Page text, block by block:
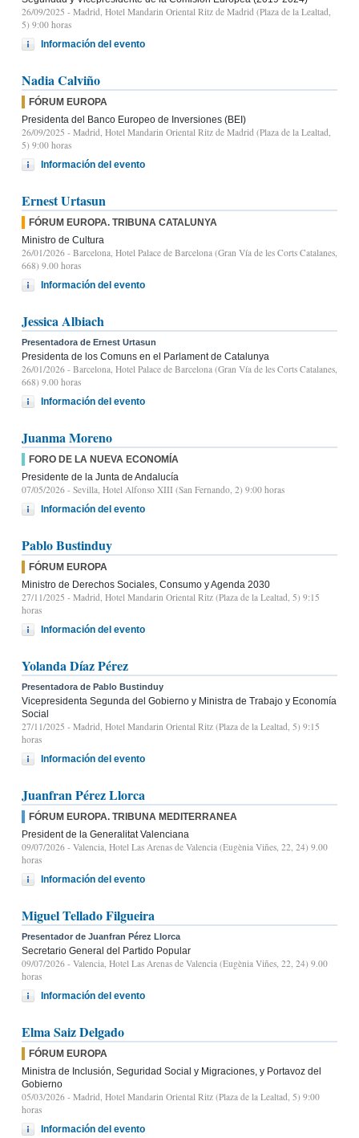
26/09/2025 - Madrid, Hotel Mandarin Oriental Ritz de Madrid (Plaza de la Lealtad,
5) 9:00 horas
Información del evento
Nadia Calviño
FÓRUM EUROPA
Presidenta del Banco Europeo de Inversiones (BEI)
26/09/2025 - Madrid, Hotel Mandarin Oriental Ritz de Madrid (Plaza de la Lealtad,
5) 9:00 horas
Información del evento
Ernest Urtasun
FÓRUM EUROPA. TRIBUNA CATALUNYA
Ministro de Cultura
26/01/2026 - Barcelona, Hotel Palace de Barcelona (Gran Vía de les Corts Catalanes,
668) 9.00 horas
Información del evento
Jessica Albiach
Presentadora de Ernest Urtasun
Presidenta de los Comuns en el Parlament de Catalunya
26/01/2026 - Barcelona, Hotel Palace de Barcelona (Gran Vía de les Corts Catalanes,
668) 9.00 horas
Información del evento
Juanma Moreno
FORO DE LA NUEVA ECONOMÍA
Presidente de la Junta de Andalucía
07/05/2026 - Sevilla, Hotel Alfonso XIII (San Fernando, 2) 9:00 horas
Información del evento
Pablo Bustinduy
FÓRUM EUROPA
Ministro de Derechos Sociales, Consumo y Agenda 2030
27/11/2025 - Madrid, Hotel Mandarin Oriental Ritz (Plaza de la Lealtad, 5) 9:15
horas
Información del evento
Yolanda Díaz Pérez
Presentadora de Pablo Bustinduy
Vicepresidenta Segunda del Gobierno y Ministra de Trabajo y Economía
Social
27/11/2025 - Madrid, Hotel Mandarin Oriental Ritz (Plaza de la Lealtad, 5) 9:15
horas
Información del evento
Juanfran Pérez Llorca
FÓRUM EUROPA. TRIBUNA MEDITERRANEA
President de la Generalitat Valenciana
09/07/2026 - Valencia, Hotel Las Arenas de Valencia (Eugènia Viñes, 22, 24) 9.00
horas
Información del evento
Miguel Tellado Filgueira
Presentador de Juanfran Pérez Llorca
Secretario General del Partido Popular
09/07/2026 - Valencia, Hotel Las Arenas de Valencia (Eugènia Viñes, 22, 24) 9.00
horas
Información del evento
Elma Saiz Delgado
FÓRUM EUROPA
Ministra de Inclusión, Seguridad Social y Migraciones, y Portavoz del
Gobierno
05/03/2026 - Madrid, Hotel Mandarin Oriental Ritz (Plaza de la Lealtad, 5) 9:00
horas
Información del evento